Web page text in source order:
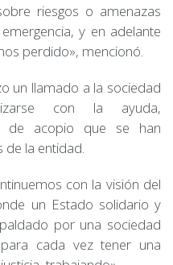
riesgos o amenazas
y en adelante
perdido», mencionó.
un llamado a la sociedad
con la ayuda,
de acopio que se han
la entidad.
con la visión del
un Estado solidario y
por una sociedad
cada vez tener una